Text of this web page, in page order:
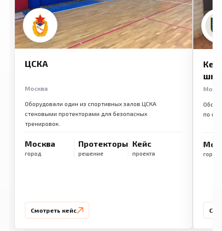
ЦСКА
Москва
Оборудовали один из спортивных залов ЦСКА
стеновыми протекторами для безопасных
тренировок.
Москва
город
Протекторы
решение
Кейс
проекта
Смотреть кейс
по
город